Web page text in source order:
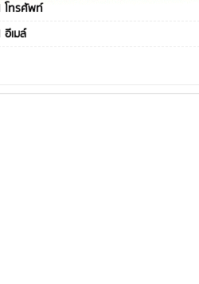
โทรศัพท์
อีเมล์